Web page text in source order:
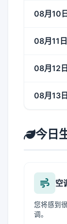
08月10日
08月11日
08月12日
08月13日
今日
空
您将感到
调。